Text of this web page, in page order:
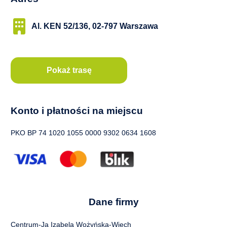
Al. KEN 52/136, 02-797 Warszawa
Pokaż trasę
Konto i płatności na miejscu
PKO BP 74 1020 1055 0000 9302 0634 1608
Dane firmy
Centrum-Ja Izabela Wożyńska-Więch
Terapia dla par i małżeństw
Terapia seksuologiczna
Diagnostyka psychologiczna, testy
Diagnoza ADHD u dzieci i młodzieży
Diagnoza ADHD u dorosłych